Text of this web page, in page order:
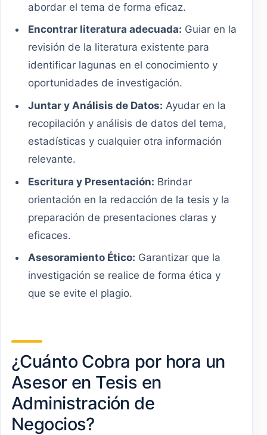
abordar el tema de forma eficaz.
Encontrar literatura adecuada: Guiar en la
revisión de la literatura existente para
identificar lagunas en el conocimiento y
oportunidades de investigación.
Juntar y Análisis de Datos: Ayudar en la
recopilación y análisis de datos del tema,
estadísticas y cualquier otra información
relevante.
Escritura y Presentación: Brindar
orientación en la redacción de la tesis y la
preparación de presentaciones claras y
eficaces.
Asesoramiento Ético: Garantizar que la
investigación se realice de forma ética y
que se evite el plagio.
¿Cuánto Cobra por hora un
Asesor en Tesis en
Administración de
Negocios?